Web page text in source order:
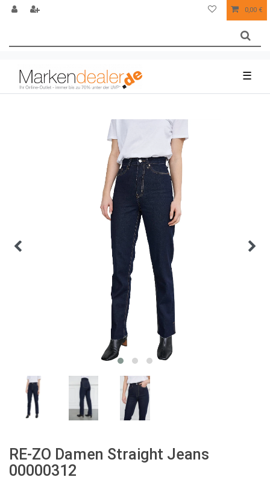
0,00 €
☰
RE-ZO Damen Straight Jeans
00000312